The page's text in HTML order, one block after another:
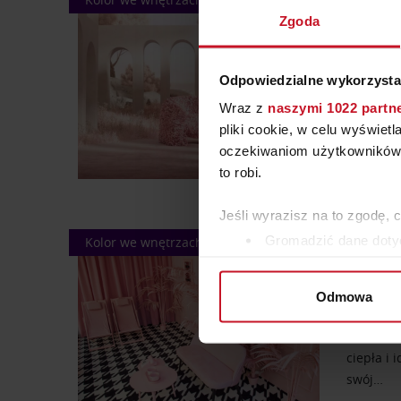
Zgoda
Odpowiedzialne
Wraz z naszymi 1022
pliki cookie, w celu
oczekiwaniom
to robi.
Jeśli wyrazisz na to zgodę,
Gromadzić dane
Dowiedz się więcej
Wykorzystujemy pliki
ruch w naszej witrynie.
Odmowa
Czy
osób,
Kolor we wnętrzach
W
kolor,
ciepła i
swój…